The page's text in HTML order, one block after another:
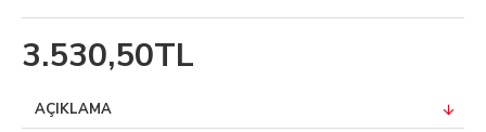
3.530,50TL
AÇIKLAMA